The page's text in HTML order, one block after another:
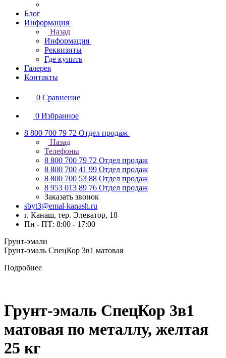
Блог
Информация
Назад
Информация
Реквизиты
Где купить
Галерея
Контакты
0 Сравнение
0 Избранное
8 800 700 79 72 Отдел продаж
Назад
Телефоны
8 800 700 79 72 Отдел продаж
8 800 700 41 99 Отдел продаж
8 800 700 53 88 Отдел продаж
8 953 013 89 76 Отдел продаж
Заказать звонок
sbyt3@emal-kanash.ru
г. Канаш, тер. Элеватор, 18
Пн - ПТ: 8:00 - 17:00
Грунт-эмали
Грунт-эмаль СпецКор 3в1 матовая
Подробнее
Грунт-эмаль СпецКор 3в1
матовая по металлу, желтая
25 кг